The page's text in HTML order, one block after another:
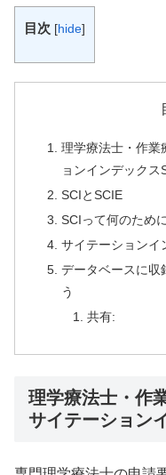
目次 [hide]
理学療法士・作業
ョンインデックス
SCIとSCIE
SCIって何のため
サイテーションイ
データベースに収
う
共有:
理学療法士・作
サイテーション